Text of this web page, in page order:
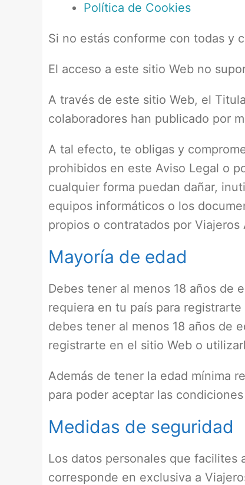
Política de Cookies
Si no estás conforme con todas y
El acceso a este sitio Web no
A través de este sitio Web, el
colaboradores han publicado por
A tal efecto, te obligas y
prohibidos en este Aviso Legal o
cualquier forma puedan dañar,
equipos informáticos o los
propios o contratados por
Mayoría de edad
Debes tener al menos 18 años de
requiera en tu país para
debes tener al menos 18 años de
registrarte en el sitio Web o
Además de tener la edad mínima
para poder aceptar las
Medidas de seguridad
Los datos personales que facilites
corresponde en exclusiva a